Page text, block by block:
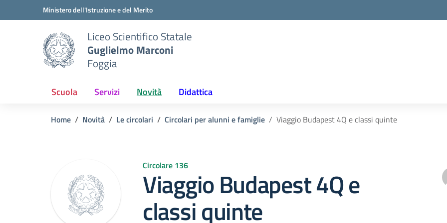
Vai ai contenuti
Vai al menu di navigazioneMinistero dell'Istruzione e del Merito
Liceo Scientifico Statale
Guglielmo Marconi
Foggia
Scuola Servizi Novità Didattica
Home Novità Le circolari Circolari per alunni e famiglie Viaggio Budapest 4Q e classi quinte
Circolare 136
Viaggio Budapest 4Q e
classi quinte